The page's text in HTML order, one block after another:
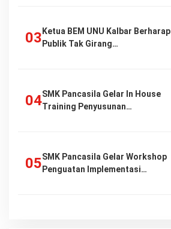
Ketua BEM UNU Kalbar Berharap
Publik Tak Girang…
SMK Pancasila Gelar In House
Training Penyusunan…
SMK Pancasila Gelar Workshop
Penguatan Implementasi…